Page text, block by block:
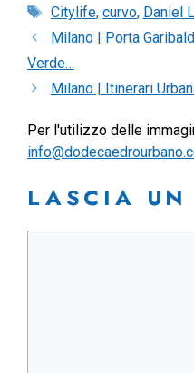
Tag
Citylife, curvo, Daniel
Milano | Porta
Verde…
Milano | Itinerari
Per l'utilizzo delle
LASCIA UN